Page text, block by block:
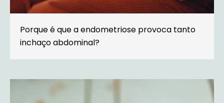
Porque é que a endometriose provoca tanto
inchaço abdominal?